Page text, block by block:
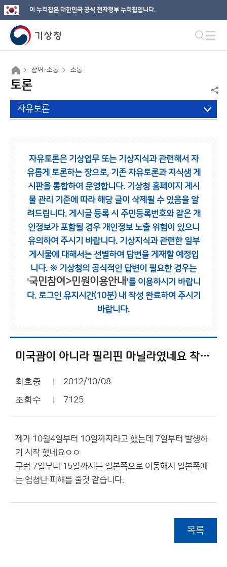
이 누리집은 대한민국 공식 전자정부 누리집입니다.
참여·소통 소통
토론
자유토론
자유토론은 기상업무 또는 기상지식과 관련해서 자
유롭게 토론하는 장으로, 기존 자유토론과 지식샘 게
시판을 통합하여 운영합니다. 기상청 홈페이지 게시
물 관리 기준에 따라 해당 글이 삭제될 수 있음을 알
려드립니다. 게시글 등록 시 주민등록번호와 같은 개
인정보가 포함될 경우 개인정보 노출 위험이 있으니
유의하여 주시기 바랍니다. 기상지식과 관련한 일부
게시물에 대해서는 선별하여 답변을 게재할 예정입
니다. ※ 기상청의 공식적인 답변이 필요한 경우는
'국민참여>민원이용안내 '를 이용하시기 바랍니
다. 로그인 유지시간(10분) 내 작성 완료하여 주시기
바랍니다.
미국괌이 아니라 필리핀 마닐라였네요 착각했네요 이우진씨 미안함.
최호중 2012/10/08
조회수 7125
제가 10월4일부터 10일까지라고 했는데 7일부터 발생하
기 시작 했네요ㅇㅇ
구럼 7일부터 15일까지는 일본쪽으로 이동해서 일본쪽에
는 엄청난 피해를 줄것 같습니다.
목록